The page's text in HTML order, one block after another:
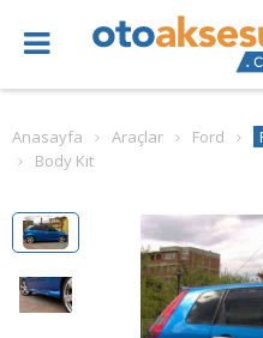
Anasayfa Araçlar Ford
Body Kit